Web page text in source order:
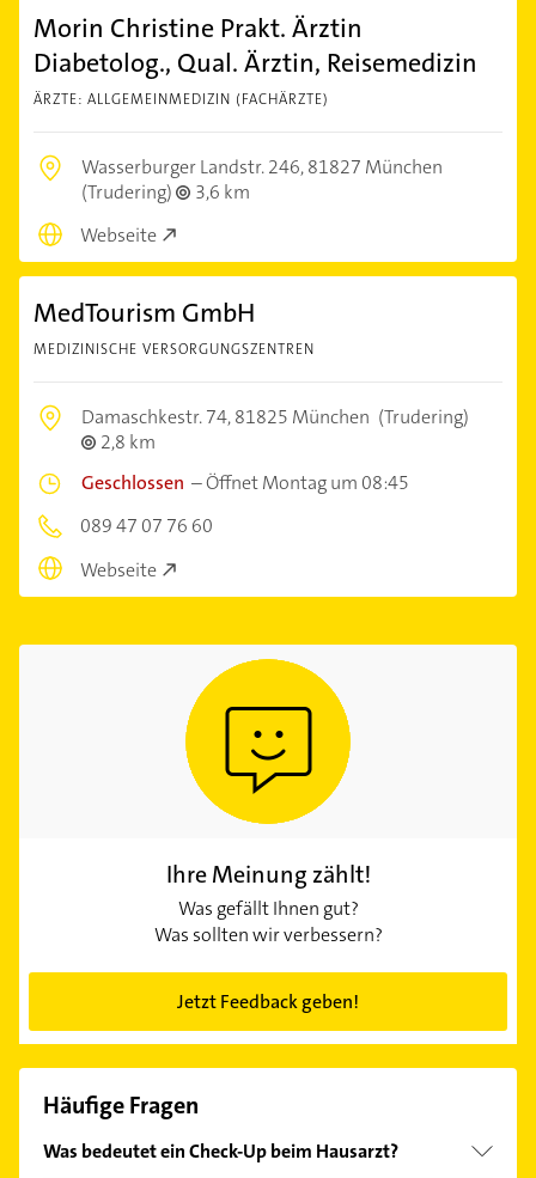
Morin Christine Prakt. Ärztin
Diabetolog., Qual. Ärztin, Reisemedizin
ÄRZTE: ALLGEMEINMEDIZIN (FACHÄRZTE)
Wasserburger Landstr. 246,81827 München
(Trudering)
3,6 km
Webseite
MedTourism GmbH
MEDIZINISCHE VERSORGUNGSZENTREN
Damaschkestr. 74,81825 München (Trudering)
2,8 km
Geschlossen –Öffnet Montag um 08:45
089 47 07 76 60
Webseite
Ihre Meinung zählt!
Was gefällt Ihnen gut?
Was sollten wir verbessern?
Jetzt Feedback geben!
Häufige Fragen
Was bedeutet ein Check-Up beim Hausarzt?